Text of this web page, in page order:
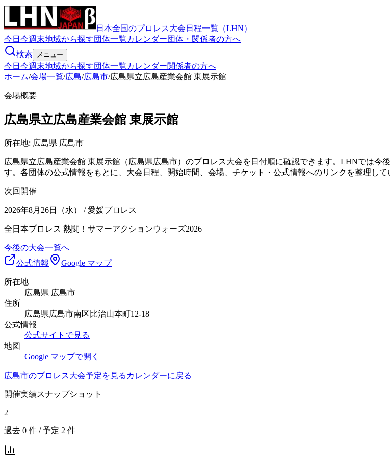
日本全国のプロレス大会日程一覧（LHN）
今日 今週末地域から探す団体一覧カレンダー団体・関係者の方へ
検索
メニュー
今日 今週末地域から探す団体一覧カレンダー関係者の方へ
ホーム/会場一覧/広島/広島市/広島県立広島産業会館 東展示館
会場概要
広島県立広島産業会館 東展示館
所在地: 広島県 広島市
広島県立広島産業会館 東展示館（広島県広島市）のプロレス大会を日付順に確認できます。LHNでは
す。各団体の公式情報をもとに、大会日程、開始時間、会場、チケット・公式情報へのリンクを整理して
次回開催
2026年8月26日（水） / 愛媛プロレス
全日本プロレス 熱闘！サマーアクションウォーズ2026
今後の大会一覧へ
公式情報
Google マップ
所在地
広島県 広島市
住所
広島県広島市南区比治山本町12-18
公式情報
公式サイトで見る
地図
Google マップで開く
広島市のプロレス大会予定を見る カレンダーに戻る
開催実績スナップショット
2
過去 0 件 / 予定 2 件